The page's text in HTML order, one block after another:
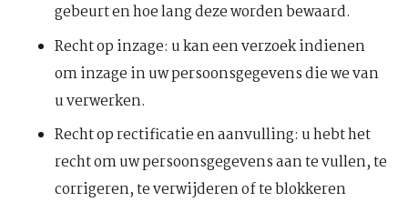
gebeurt en hoe lang deze worden bewaard.
Recht op inzage: u kan een verzoek indienen
om inzage in uw persoonsgegevens die we van
u verwerken.
Recht op rectificatie en aanvulling: u hebt het
recht om uw persoonsgegevens aan te vullen, te
corrigeren, te verwijderen of te blokkeren